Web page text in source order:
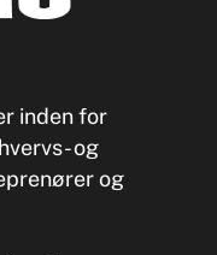
inden for
og
og